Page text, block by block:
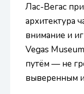
Лас-Вегас
архитектура
внимание и
Vegas
путём — не
выверенным